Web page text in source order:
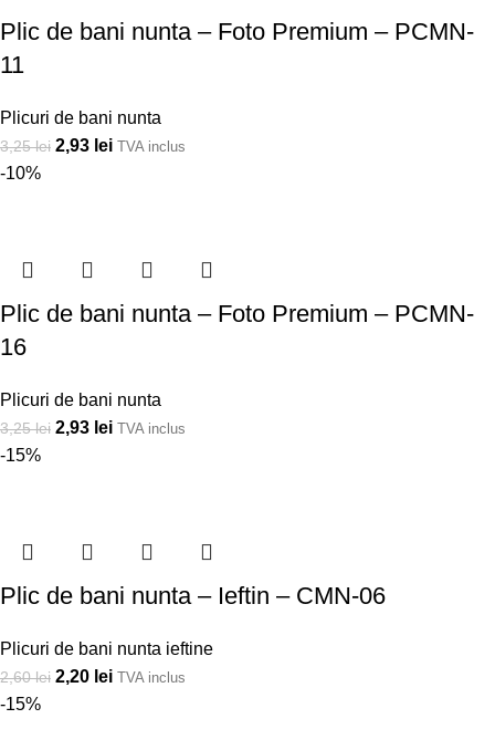
Plic de bani nunta – Foto Premium – PCMN-
11
Plicuri de bani nunta
3,25lei 2,93 lei TVA inclus
-10%
Plic de bani nunta – Foto Premium – PCMN-
16
Plicuri de bani nunta
3,25lei 2,93 lei TVA inclus
-15%
Plic de bani nunta – Ieftin – CMN-06
Plicuri de bani nunta ieftine
2,60lei 2,20 lei TVA inclus
-15%